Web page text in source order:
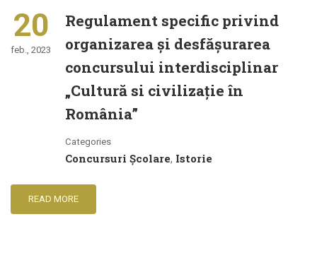
20
feb., 2023
Regulament specific privind
organizarea şi desfăşurarea
concursului interdisciplinar
„Cultură si civilizaţie în
România”
Categories
Concursuri Școlare, Istorie
READ MORE